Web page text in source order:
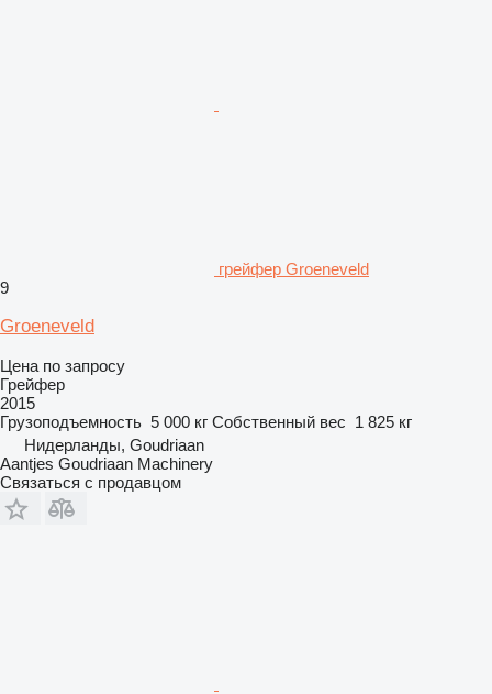
грейфер Groeneveld
9
Groeneveld
Цена по запросу
Грейфер
2015
Грузоподъемность 5 000 кг Собственный вес 1 825 кг
Нидерланды, Goudriaan
Aantjes Goudriaan Machinery
Связаться с продавцом